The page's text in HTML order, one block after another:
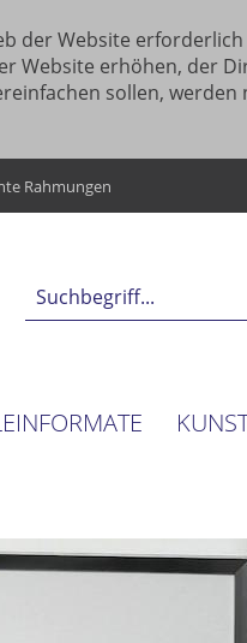
der Website
Website erhöhen, der
sollen,
Rahmungen